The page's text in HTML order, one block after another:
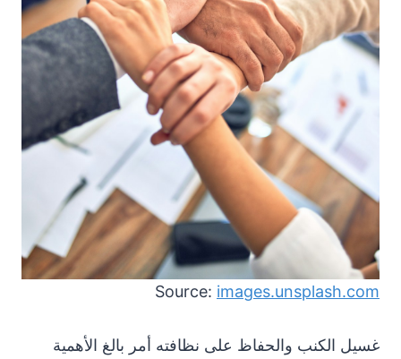
Source: images.unsplash.com
غسيل الكنب والحفاظ على نظافته أمر بالغ الأهمية